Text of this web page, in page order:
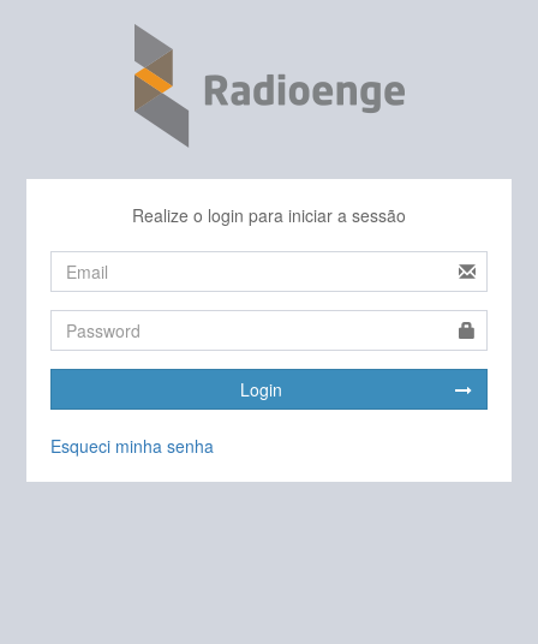
Realize o login para iniciar a sessão
Login
Esqueci minha senha